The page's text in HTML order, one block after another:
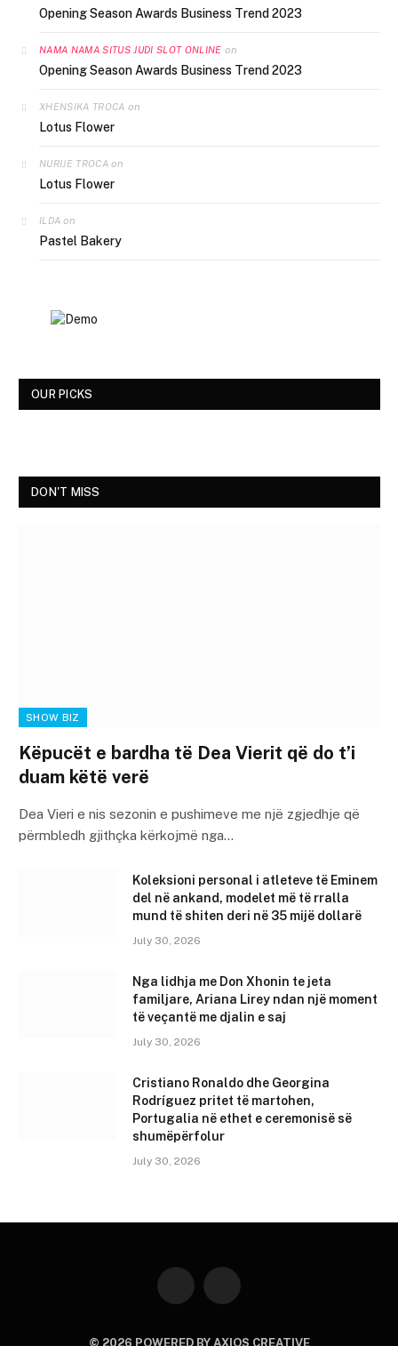
Opening Season Awards Business Trend 2023
NAMA NAMA SITUS JUDI SLOT ONLINE on
Opening Season Awards Business Trend 2023
XHENSIKA TROCA on
Lotus Flower
NURIJE TROCA on
Lotus Flower
ILDA on
Pastel Bakery
OUR PICKS
DON'T MISS
SHOW BIZ
Këpucët e bardha të Dea Vierit që do t’i
duam këtë verë
Dea Vieri e nis sezonin e pushimeve me një zgjedhje që
përmbledh gjithçka kërkojmë nga…
Koleksioni personal i atleteve të Eminem
del në ankand, modelet më të rralla
mund të shiten deri në 35 mijë dollarë
July 30, 2026
Nga lidhja me Don Xhonin te jeta
familjare, Ariana Lirey ndan një moment
të veçantë me djalin e saj
July 30, 2026
Cristiano Ronaldo dhe Georgina
Rodríguez pritet të martohen,
Portugalia në ethet e ceremonisë së
shumëpërfolur
July 30, 2026
Instagram YouTube
© 2026 POWERED BY AXIOS CREATIVE